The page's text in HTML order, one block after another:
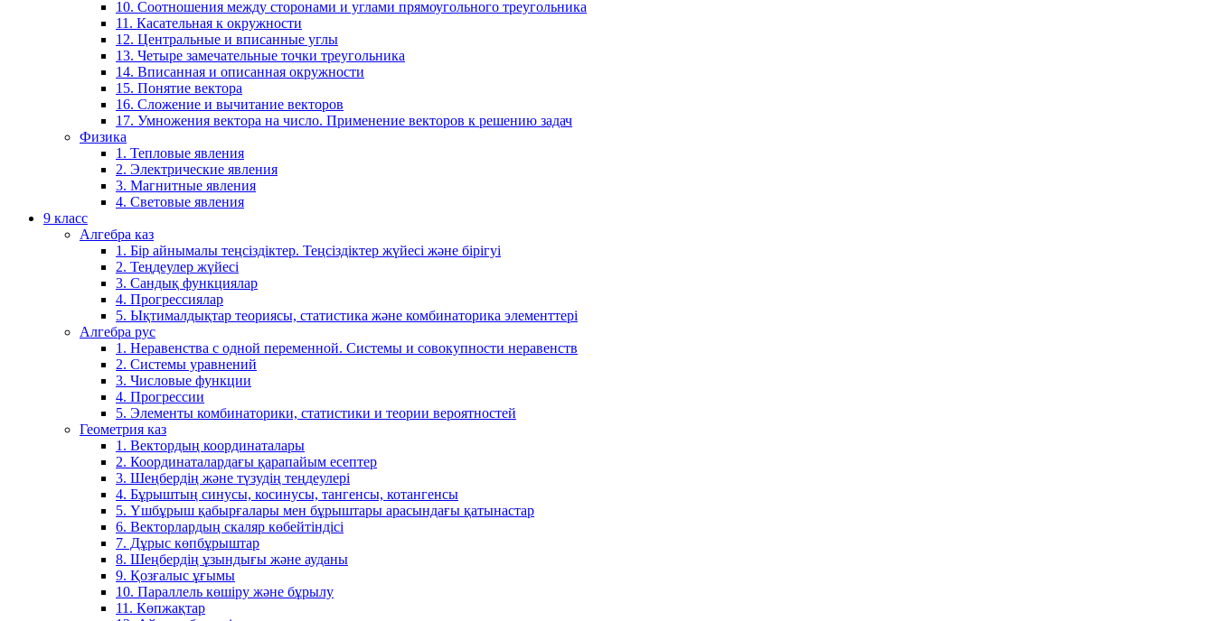
10. Соотношения между сторонами и углами прямоугольного треугольника
11. Касательная к окружности
12. Центральные и вписанные углы
13. Четыре замечательные точки треугольника
14. Вписанная и описанная окружности
15. Понятие вектора
16. Сложение и вычитание векторов
17. Умножения вектора на число. Применение векторов к решению задач
Физика
1. Тепловые явления
2. Электрические явления
3. Магнитные явления
4. Световые явления
9 класс
Алгебра каз
1. Бір айнымалы теңсіздіктер. Теңсіздіктер жүйесі және бірігуі
2. Теңдеулер жүйесі
3. Сандық функциялар
4. Прогрессиялар
5. Ықтималдықтар теориясы, статистика және комбинаторика элементтері
Алгебра рус
1. Неравенства с одной переменной. Системы и совокупности неравенств
2. Системы уравнений
3. Числовые функции
4. Прогрессии
5. Элементы комбинаторики, статистики и теории вероятностей
Геометрия каз
1. Вектордың координаталары
2. Координаталардағы қарапайым есептер
3. Шеңбердің және түзудің теңдеулері
4. Бұрыштың синусы, косинусы, тангенсы, котангенсы
5. Үшбұрыш қабырғалары мен бұрыштары арасындағы қатынастар
6. Векторлардың скаляр көбейтіндісі
7. Дұрыс көпбұрыштар
8. Шеңбердің ұзындығы және ауданы
9. Қозғалыс ұғымы
10. Параллель көшіру және бұрылу
11. Көпжақтар